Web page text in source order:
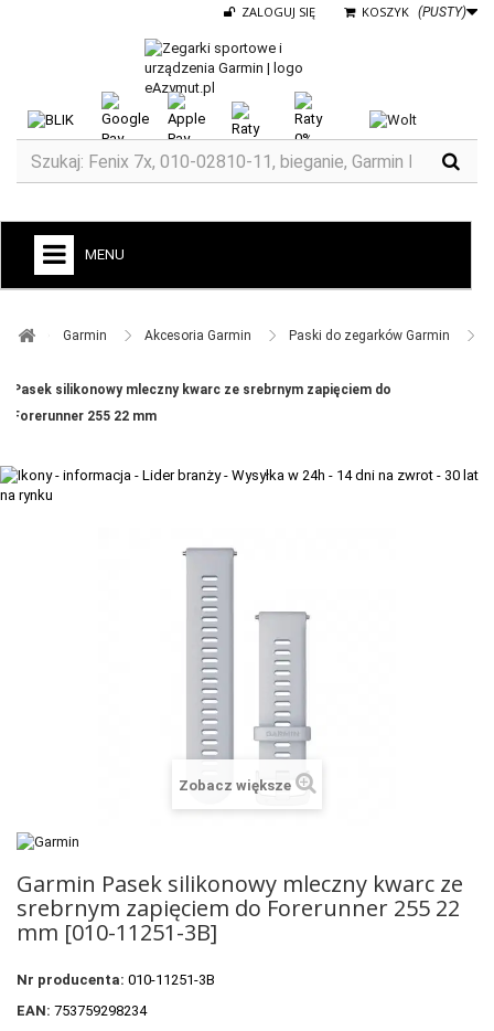
KOSZYK (PUSTY)
ZALOGUJ SIĘ
MENU
ZEGARKI DLA DZIECI GARMIN
ELITE
POLECANE PRODUKTY
Garmin ​ Akcesoria Garmin ​ Paski do zegarków Garmin ​
Pasek silikonowy mleczny kwarc ze srebrnym zapięciem do
Forerunner 255 22 mm
Zobacz większe
Garmin Pasek silikonowy mleczny kwarc ze
srebrnym zapięciem do Forerunner 255 22
mm [010-11251-3B]
Nr producenta: 010-11251-3B
EAN: 753759298234